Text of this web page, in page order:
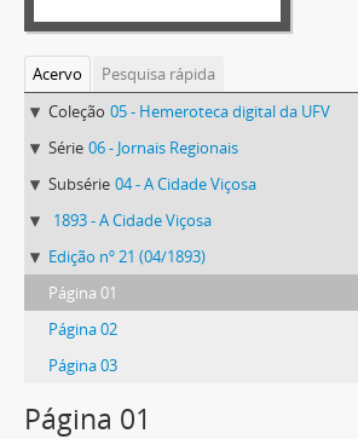
Acervo
Pesquisa rápida
Coleção 05 - Hemeroteca digital da UFV
Série 06 - Jornais Regionais
Subsérie 04 - A Cidade Viçosa
1893 - A Cidade Viçosa
Edição nº 21 (04/1893)
Página 01
Página 02
Página 03
Página 01